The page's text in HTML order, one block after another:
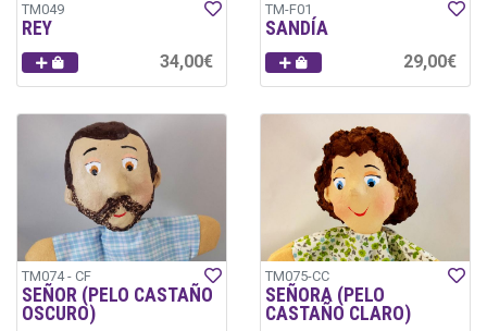
TM049
REY
34,00€
TM-F01
SANDÍA
29,00€
TM074 - CF
SEÑOR (PELO CASTAÑO
OSCURO)
TM075-CC
SEÑORA (PELO
CASTAÑO CLARO)